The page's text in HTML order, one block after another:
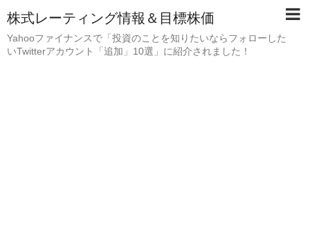
株式レーティング情報＆目標株価
Yahooファイナンスで「投資のことを知りたいならフォローした
いTwitterアカウント「追加」10選」に紹介されました！